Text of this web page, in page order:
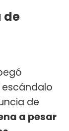
de
de
a pesar